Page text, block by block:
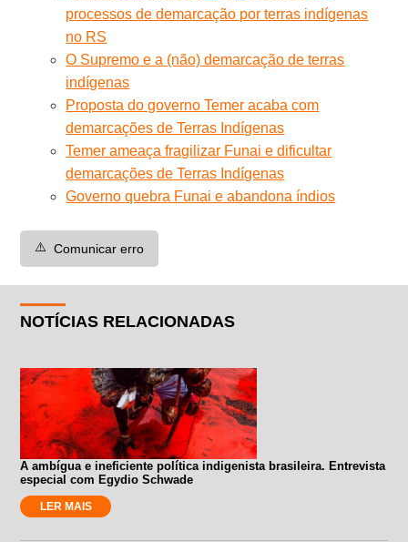
processos de demarcação por terras indígenas
no RS
O Supremo e a (não) demarcação de terras
indígenas
Proposta do governo Temer acaba com
demarcações de Terras Indígenas
Temer ameaça fragilizar Funai e dificultar
demarcações de Terras Indígenas
Governo quebra Funai e abandona índios
⚠️ Comunicar erro
NOTÍCIAS RELACIONADAS
A ambígua e ineficiente política indigenista brasileira. Entrevista
especial com Egydio Schwade
LER MAIS